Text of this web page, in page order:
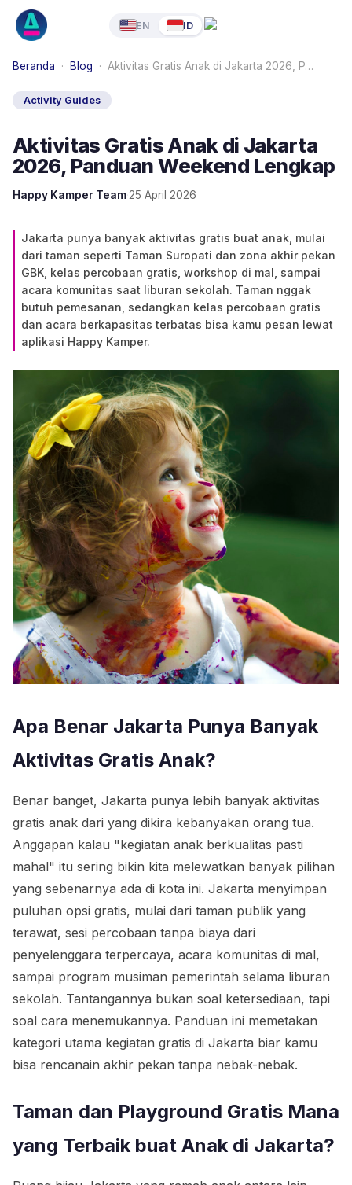
EN ID
Beranda · Blog · Aktivitas Gratis Anak di Jakarta 2026, P…
Activity Guides
Aktivitas Gratis Anak di Jakarta
2026, Panduan Weekend Lengkap
Happy Kamper Team 25 April 2026
Jakarta punya banyak aktivitas gratis buat anak, mulai
dari taman seperti Taman Suropati dan zona akhir pekan
GBK, kelas percobaan gratis, workshop di mal, sampai
acara komunitas saat liburan sekolah. Taman nggak
butuh pemesanan, sedangkan kelas percobaan gratis
dan acara berkapasitas terbatas bisa kamu pesan lewat
aplikasi Happy Kamper.
Apa Benar Jakarta Punya Banyak
Aktivitas Gratis Anak?
Benar banget, Jakarta punya lebih banyak aktivitas
gratis anak dari yang dikira kebanyakan orang tua.
Anggapan kalau "kegiatan anak berkualitas pasti
mahal" itu sering bikin kita melewatkan banyak pilihan
yang sebenarnya ada di kota ini. Jakarta menyimpan
puluhan opsi gratis, mulai dari taman publik yang
terawat, sesi percobaan tanpa biaya dari
penyelenggara terpercaya, acara komunitas di mal,
sampai program musiman pemerintah selama liburan
sekolah. Tantangannya bukan soal ketersediaan, tapi
soal cara menemukannya. Panduan ini memetakan
kategori utama kegiatan gratis di Jakarta biar kamu
bisa rencanain akhir pekan tanpa nebak-nebak.
Taman dan Playground Gratis Mana
yang Terbaik buat Anak di Jakarta?